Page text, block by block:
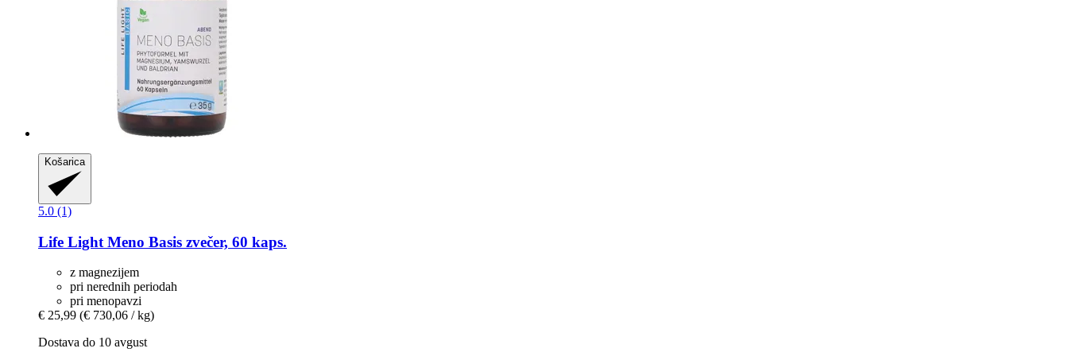
Košarica
5.0 (1)
Life Light Meno Basis zvečer, 60 kaps.
z magnezijem
pri nerednih periodah
pri menopavzi
€ 25,99 (€ 730,06 / kg)
Dostava do 10 avgust